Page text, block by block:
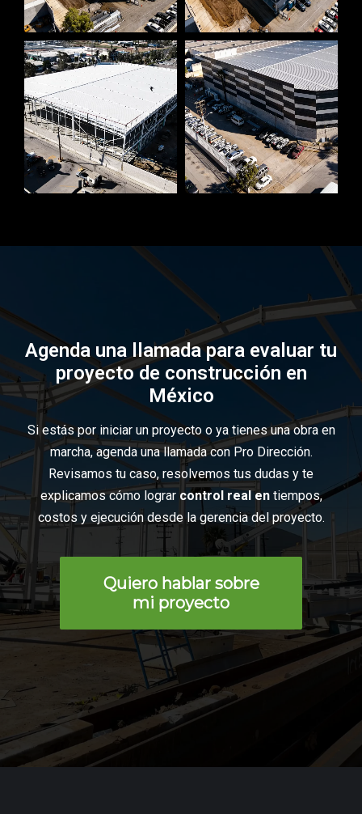
Agenda una llamada para evaluar tu
proyecto de construcción en
México
Si estás por iniciar un proyecto o ya tienes una obra en
marcha, agenda una llamada con Pro Dirección.
Revisamos tu caso, resolvemos tus dudas y te
explicamos cómo lograr control real entiempos,
costos y ejecución desde la gerencia del proyecto.
Quiero hablar sobre
mi proyecto